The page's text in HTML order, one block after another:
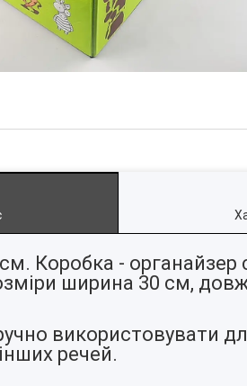
Коробка - органайзер
ширина 30 см,
використовувати
речей.